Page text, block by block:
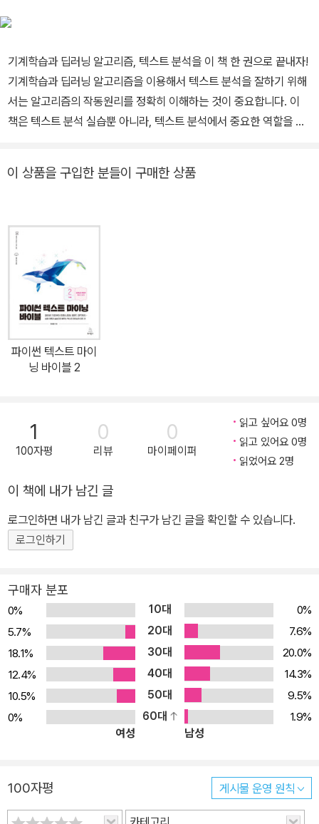
마이닝 바이블1』(2023)과 『파이썬 텍스트 마이닝 바이블2』(2023)
KCI에 게재했다.
기계학습과 딥러닝 알고리즘, 텍스트 분석을 이 책 한 권으로 끝내자!
기계학습과 딥러닝 알고리즘을 이용해서 텍스트 분석을 잘하기 위해
서는 알고리즘의 작동원리를 정확히 이해하는 것이 중요합니다. 이
책은 텍스트 분석 실습뿐 아니라, 텍스트 분석에서 중요한 역할을 하
개념(벡터, 행렬, 확률 등)에 관한 설명도 제공합니다. 텍스트 분석이
레이핑, 정규표현식 등)에 관해서도 부록에서 다룹니다. ★ 이 책에서
다루는 내용 ★ ◎ 파이썬 기초, 웹스크레이핑, 정규표현식 ◎ 기본
수학: 선형대수, 확률, MLE, EM 알고리즘, 베이지안 추론 등 ◎ 텍
스트 전처리와 텍스트 네트워크 분석 ◎ 기계학습 알고리즘을 활용
한 텍스트 분석: K-평균, 위계적 군집 분석, DBSCAN, GMM, 차원
◎ 축소, 로지스틱 회귀 모형, 나이브 베이즈, 결정 트리, 앙상블 알고
리즘, SVM, 토픽 모델링 ◎ 딥러닝 알고리즘을 활용한 텍스트 분석:
이 상품을 구입한 분들이 구매한 상품
파이썬 텍스트 마이
닝 바이블 2
1
100자평
0
리뷰
0
마이페이퍼
읽고 싶어요 0명
읽고 있어요 0명
읽었어요 2명
이 책에 내가 남긴 글
로그인하면 내가 남긴 글과 친구가 남긴 글을 확인할 수 있습니다.
로그인하기
구매자 분포
0% 10대
0%
5.7%
20대
7.6%
18.1%
30대
20.0%
12.4%
40대
14.3%
10.5%
50대
9.5%
0%
60대
1.9%
여성
남성
100자평 게시물 운영 원칙